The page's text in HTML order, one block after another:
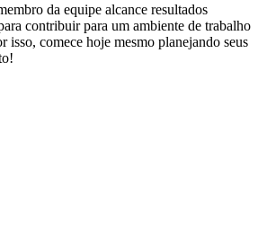
da equipe alcance resultados
contribuir para um ambiente de trabalho
isso, comece hoje mesmo planejando seus